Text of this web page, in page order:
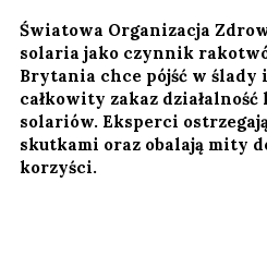
Światowa Organizacja
solaria jako czynnik
Brytania chce pójść w
całkowity zakaz
solariów. Eksperci
skutkami oraz obalają mity
korzyści.